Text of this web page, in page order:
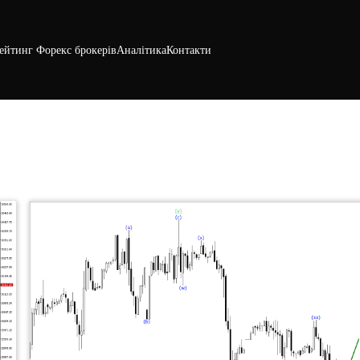
Форекс брокерівАналітикаКонтакти